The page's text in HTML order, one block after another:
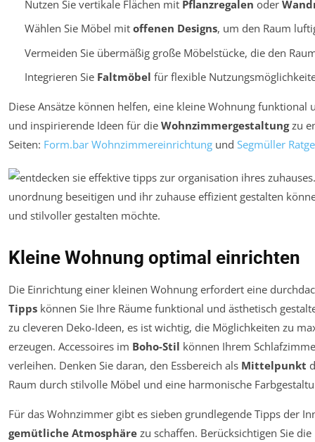
Nutzen Sie vertikale Flächen mit Pflanzregalen oder
Wählen Sie Möbel mit offenen Designs, um den Raum
Vermeiden Sie übermäßig große Möbelstücke, die den
Integrieren Sie Faltmöbel für flexible
Diese Ansätze können helfen, eine kleine Wohnung
und inspirierende Ideen für die Wohnzimmergestaltungzu
Seiten: Form.bar Wohnzimmereinrichtung und Segmüller
Kleine Wohnung optimal einrichten
Die Einrichtung einer kleinen Wohnung erfordert eine
Tipps können Sie Ihre Räume funktional und ästhetisch
zu cleveren Deko-Ideen, es ist wichtig, die Möglichkeiten zu
erzeugen. Accessoires im Boho-Stil können Ihrem
verleihen. Denken Sie daran, den Essbereich als Mittelpunkt
Raum durch stilvolle Möbel und eine harmonische
Für das Wohnzimmer gibt es sieben grundlegende Tipps der
gemütliche Atmosphäre zu schaffen. Berücksichtigen Sie